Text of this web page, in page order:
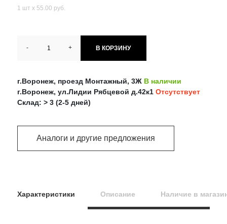
1 шт х 55.00 руб.
- + В КОРЗИНУ
г.Воронеж, проезд Монтажный, 3Ж В наличии
г.Воронеж, ул.Лидии Рябцевой д.42к1 Отсутствует
Склад: > 3 (2-5 дней)
Аналоги и другие предложения
Характеристики Описание Наличие в